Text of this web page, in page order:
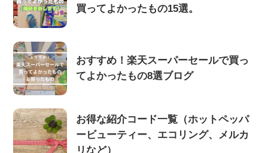
買ってよかったもの15選。
おすすめ！楽天スーパーセールで買っ
てよかったもの8選ブログ
お得な紹介コード一覧（ホットペッパ
ービューティー、エコリング、メルカ
リなど）